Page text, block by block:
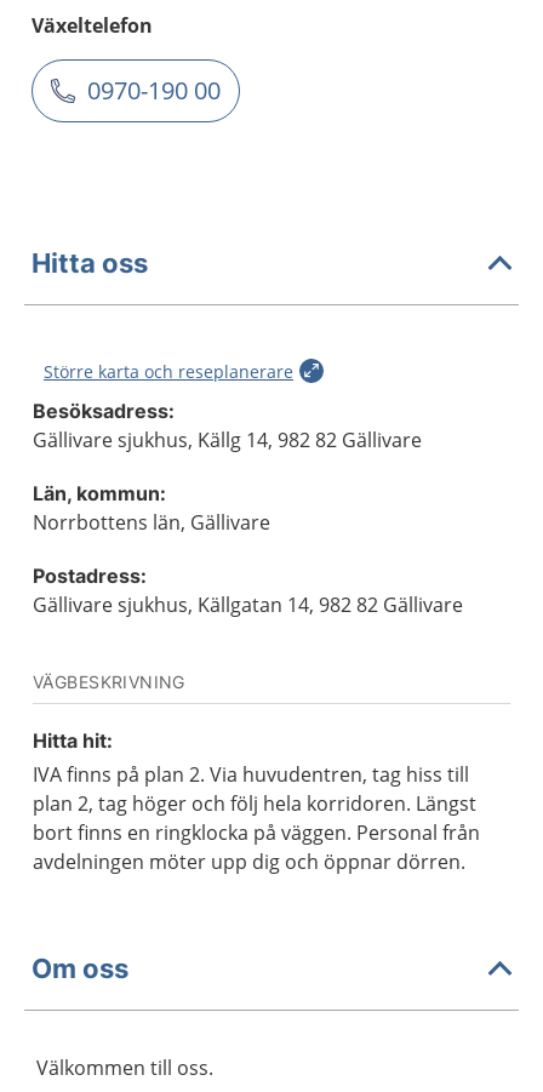
Växeltelefon
0970-190 00
Hitta oss
Större karta och reseplanerare
Besöksadress:
Gällivare sjukhus, Källg 14, 982 82 Gällivare
Län, kommun:
Norrbottens län, Gällivare
Postadress:
Gällivare sjukhus, Källgatan 14, 982 82 Gällivare
VÄGBESKRIVNING
Hitta hit:
IVA finns på plan 2. Via huvudentren, tag hiss till
plan 2, tag höger och följ hela korridoren. Längst
bort finns en ringklocka på väggen. Personal från
avdelningen möter upp dig och öppnar dörren.
Om oss
Välkommen till oss.